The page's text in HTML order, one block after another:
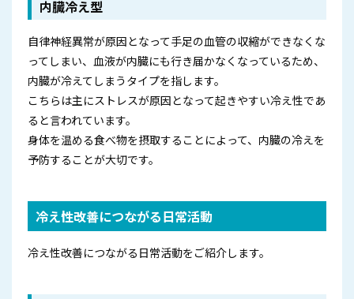
内臓冷え型
自律神経異常が原因となって手足の血管の収縮ができなくな
ってしまい、血液が内臓にも行き届かなくなっているため、
内臓が冷えてしまうタイプを指します。
こちらは主にストレスが原因となって起きやすい冷え性であ
ると言われています。
身体を温める食べ物を摂取することによって、内臓の冷えを
予防することが大切です。
冷え性改善につながる日常活動
冷え性改善につながる日常活動をご紹介します。